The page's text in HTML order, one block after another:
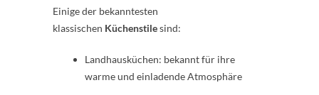
Einige der bekanntesten
klassischen Küchenstilesind:
Landhausküchen: bekannt für ihre
warme und einladende Atmosphäre